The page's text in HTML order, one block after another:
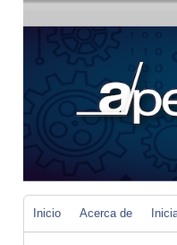
Inicio Acerca de